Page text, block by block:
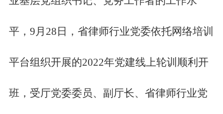
平， 9月28日，省律师行业党委依托网络培训
平台组织开展的2022年党建线上轮训顺利开
班，受厅党委委员、副厅长、省律师行业党